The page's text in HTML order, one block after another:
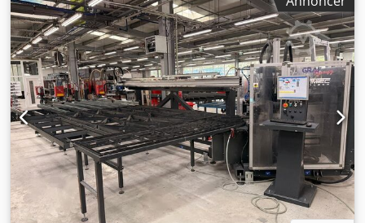
upload af profiltegninger i grafisk format
Værktøjsbevægelser med NC-kurver gør det nemt at
oprette og redigere programmer Mulighed for installation
af op til 19 værktøjer Bearbejdningsenhed med skivefræser
Chedpfowh R Tksx Afuja Frit programmerbar
betjeningspanel med 17-tommers TFT-skærm og tastatur
Operativsystem Windows Positionering via lineære motorer
Profilhøjde: 45-130 mm (valgfrit op til 180 mm)
Profilbredde: 50-130 mm Min. dimension for udadgående
vindue: 320x320 mm